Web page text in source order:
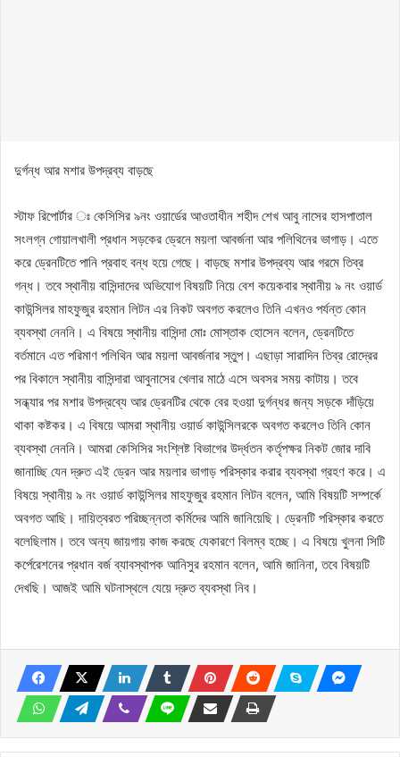
দুর্গন্ধ আর মশার উপদ্রব্য বাড়ছে
স্টাফ রিপোর্টার ঃ কেসিসির ৯নং ওয়ার্ডের আওতাধীন শহীদ শেখ আবু নাসের হাসপাতাল
সংলগ্ন গোয়ালখালী প্রধান সড়কের ড্রেনে ময়লা আবর্জনা আর পলিথিনের ভাগাড়। এতে
করে ড্রেনটিতে পানি প্রবাহ বন্ধ হয়ে গেছে। বাড়ছে মশার উপদ্রব্য আর গরমে তিব্র
গন্ধ। তবে স্থানীয় বাসিন্দাদের অভিযোগ বিষয়টি নিয়ে বেশ কয়েকবার স্থানীয় ৯ নং ওয়ার্ড
কাউন্সিলর মাহফুজুর রহমান লিটন এর নিকট অবগত করলেও তিনি এখনও পর্যন্ত কোন
ব্যবস্থা নেননি। এ বিষয়ে স্থানীয় বাসিন্দা মোঃ মোস্তাক হোসেন বলেন, ড্রেনটিতে
বর্তমানে এত পরিমাণ পলিথিন আর ময়লা আবর্জনার স্তুপ। এছাড়া সারাদিন তিব্র রোদ্রের
পর বিকালে স্থানীয় বাসিন্দারা আবুনাসের খেলার মাঠে এসে অবসর সময় কাটায়। তবে
সন্ধ্যার পর মশার উপদ্রব্যে আর ড্রেনটির থেকে বের হওয়া দুর্গন্ধর জন্য সড়কে দাঁড়িয়ে
থাকা কষ্টকর। এ বিষয়ে আমরা স্থানীয় ওয়ার্ড কাউন্সিলরকে অবগত করলেও তিনি কোন
ব্যবস্থা নেননি। আমরা কেসিসির সংশ্লিষ্ট বিভাগের উর্দ্ধতন কর্তৃপক্ষর নিকট জোর দাবি
জানাচ্ছি যেন দ্রুত এই ড্রেন আর ময়লার ভাগাড় পরিস্কার করার ব্যবস্থা গ্রহণ করে। এ
বিষয়ে স্থানীয় ৯ নং ওয়ার্ড কাউন্সিলর মাহফুজুর রহমান লিটন বলেন, আমি বিষয়টি সম্পর্কে
অবগত আছি। দায়িত্বরত পরিচ্ছন্নতা কর্মিদের আমি জানিয়েছি। ড্রেনটি পরিস্কার করতে
বলেছিলাম। তবে অন্য জায়গায় কাজ করছে যেকারণে বিলম্ব হচ্ছে। এ বিষয়ে খুলনা সিটি
কর্পেরেশনের প্রধান বর্জ ব্যাবস্থাপক আনিসুর রহমান বলেন, আমি জানিনা, তবে বিষয়টি
দেখছি। আজই আমি ঘটনাস্থলে যেয়ে দ্রুত ব্যবস্থা নিব।